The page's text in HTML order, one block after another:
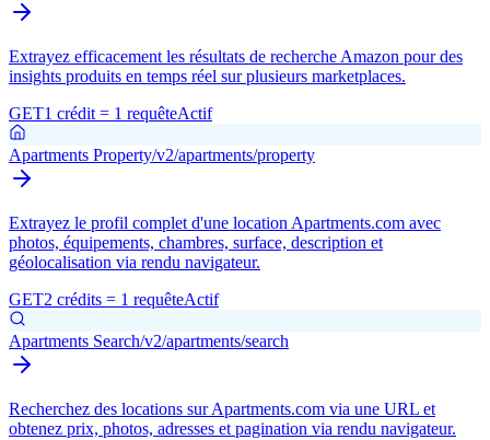
Extrayez efficacement les résultats de recherche Amazon pour des
insights produits en temps réel sur plusieurs marketplaces.
GET1 crédit = 1 requêteActif
Apartments Property/v2/apartments/property
Extrayez le profil complet d'une location Apartments.com avec
photos, équipements, chambres, surface, description et
géolocalisation via rendu navigateur.
GET2 crédits = 1 requêteActif
Apartments Search/v2/apartments/search
Recherchez des locations sur Apartments.com via une URL et
obtenez prix, photos, adresses et pagination via rendu navigateur.